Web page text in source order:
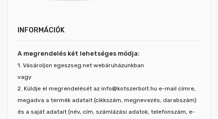
INFORMÁCIÓK
A megrendelés két lehetséges módja:
1. Vásároljon egeszseg.net webáruházunkban
vagy
2. Küldje el megrendelését az info@kotszerbolt.hu e-mail címre,
megadva a termék adatait (cikkszám, megnevezés, darabszám)
és a saját adatait (név, cím, számlázási adatok, telefonszám, e-